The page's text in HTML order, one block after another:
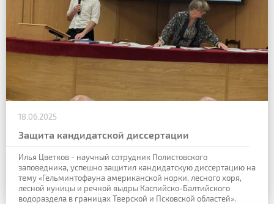
18.06.2025
Защита кандидатской диссертации
Илья Цветков - научный сотрудник Полистовского
заповедника, успешно защитил кандидатскую диссертацию на
тему «Гельминтофауна американской норки, лесного хоря,
лесной куницы и речной выдры Каспийско-Балтийского
водораздела в границах Тверской и Псковской областей».